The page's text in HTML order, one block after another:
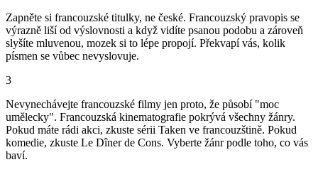
Zapněte si francouzské titulky, ne české. Francouzský pravopis se
výrazně liší od výslovnosti a když vidíte psanou podobu a zároveň
slyšíte mluvenou, mozek si to lépe propojí. Překvapí vás, kolik
písmen se vůbec nevyslovuje.
3
Nevynechávejte francouzské filmy jen proto, že působí "moc
umělecky". Francouzská kinematografie pokrývá všechny žánry.
Pokud máte rádi akci, zkuste sérii Taken ve francouzštině. Pokud
komedie, zkuste Le Dîner de Cons. Vyberte žánr podle toho, co vás
baví.